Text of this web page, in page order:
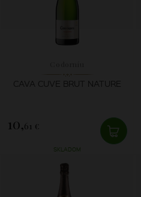
CAVA CUVE BRUT NATURE
10,61 €
SKLADOM